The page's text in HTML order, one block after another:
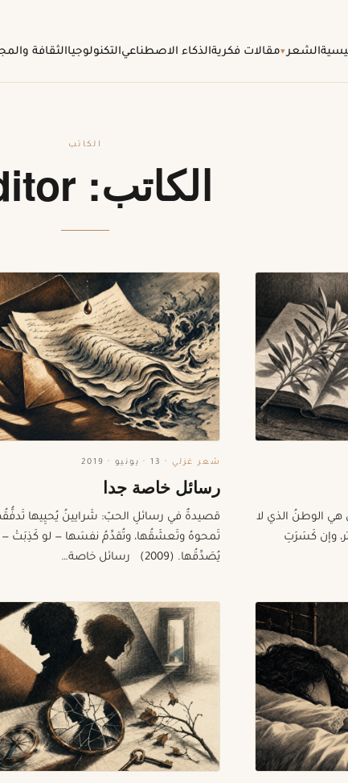
الشعر مقالات فكريةالذكاء الاصطناعيالتكنولوجياالثقافة
الكاتب
الكاتب:
هي الوطنُ الذي لا
وإن كَسَرَتِ
شعر غزلي · 13 · يونيو · 2019
رسائل خاصة جدا
قصيدةٌ في رسائلِ الحبّ: شَرايينُ يُحيِيها
تَمحوهُ وتَعشَقُها، وتُقدِّمُ نفسَها — لو كَذِبَتْ —
يُصَدِّقُها. (2009) رسائل خاصة…